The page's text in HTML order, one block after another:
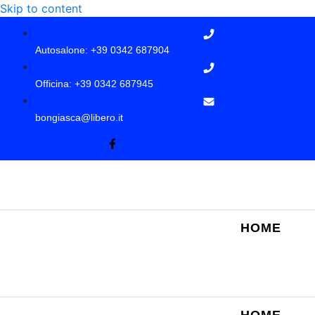
Skip to content
Autosalone: +39 0342 687904
Officina: +39 0342 687945
bongiasca@libero.it
HOME